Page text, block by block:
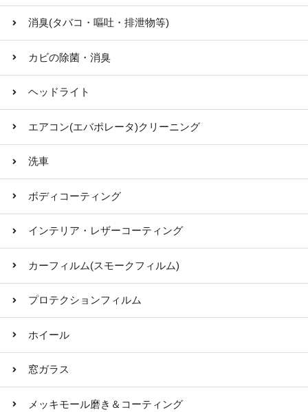
消臭(タバコ・嘔吐・排泄物等)
カビの除菌・消臭
ヘッドライト
エアコン(エバポレータ)クリーニング
洗車
ボディコーティング
インテリア・レザーコーティング
カーフィルム(スモークフィルム)
プロテクションフィルム
ホイール
窓ガラス
メッキモール磨き＆コーティング